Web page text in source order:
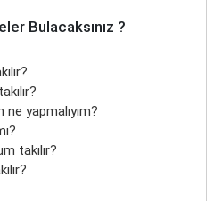
Bulacaksınız ?
yapmalıyım?
takılır?